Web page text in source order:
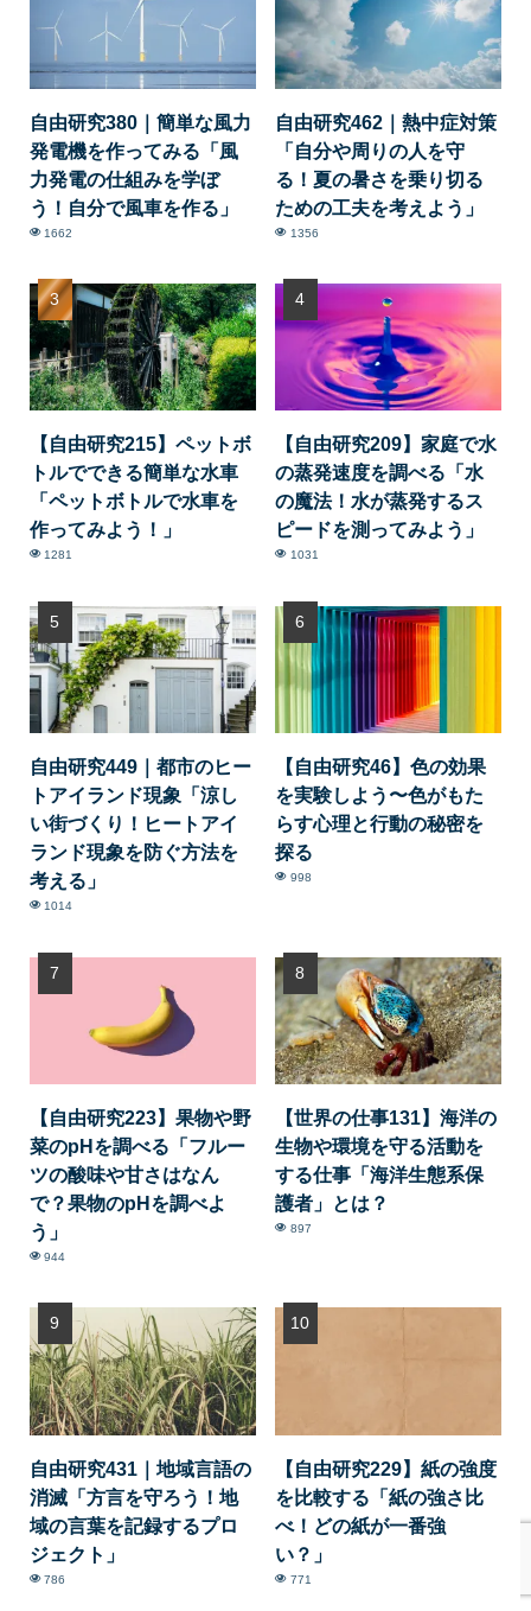
自由研究380｜簡単な風力
発電機を作ってみる「風
力発電の仕組みを学ぼ
う！自分で風車を作る」
1662
自由研究462｜熱中症対策
「自分や周りの人を守
る！夏の暑さを乗り切る
ための工夫を考えよう」
1356
【自由研究215】ペットボ
トルでできる簡単な水車
「ペットボトルで水車を
作ってみよう！」
1281
【自由研究209】家庭で水
の蒸発速度を調べる「水
の魔法！水が蒸発するス
ピードを測ってみよう」
1031
自由研究449｜都市のヒー
トアイランド現象「涼し
い街づくり！ヒートアイ
ランド現象を防ぐ方法を
考える」
1014
【自由研究46】色の効果
を実験しよう〜色がもた
らす心理と行動の秘密を
探る
998
【自由研究223】果物や野
菜のpHを調べる「フルー
ツの酸味や甘さはなん
で？果物のpHを調べよ
う」
944
【世界の仕事131】海洋の
生物や環境を守る活動を
する仕事「海洋生態系保
護者」とは？
897
自由研究431｜地域言語の
消滅「方言を守ろう！地
域の言葉を記録するプロ
ジェクト」
786
【自由研究229】紙の強度
を比較する「紙の強さ比
べ！どの紙が一番強
い？」
771